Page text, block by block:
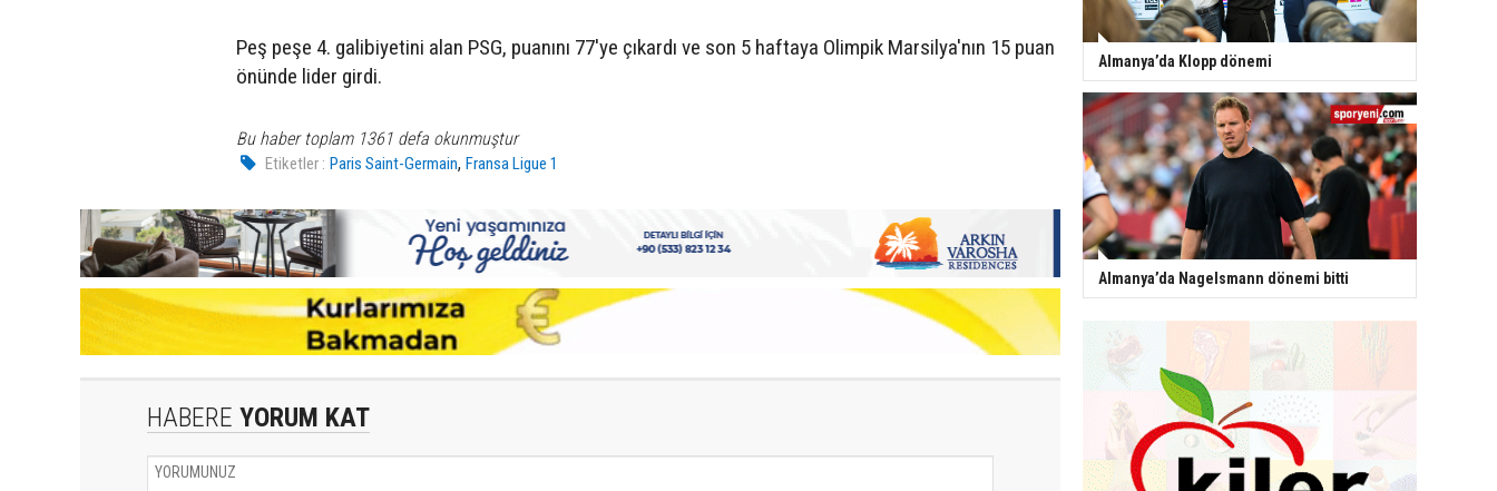
Peş peşe 4. galibiyetini alan PSG, puanını 77'ye çıkardı ve son 5 haftaya Olimpik Marsilya'nın 15 puan
önünde lider girdi.
Bu haber toplam 1361 defa okunmuştur
Etiketler : Paris Saint-Germain,Fransa Ligue 1
HABERE YORUM KAT
Almanya’da Klopp dönemi
Almanya’da Nagelsmann dönemi bitti